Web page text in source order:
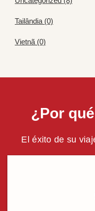
Tailândia (0)
Vietnã (0)
¿Por
El éxito de su